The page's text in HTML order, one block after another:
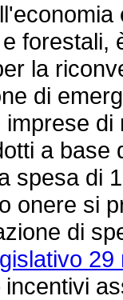
la
di
a base
spesa di
onere si
di